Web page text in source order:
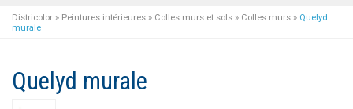
Districolor » Peintures intérieures » Colles murs et sols » Colles murs » Quelyd
murale
Quelyd murale